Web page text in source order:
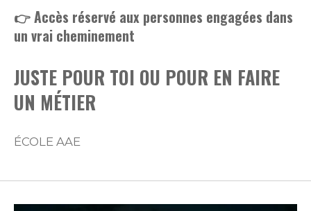
👉 Accès réservé aux personnes engagées dans
un vrai cheminement
JUSTE POUR TOI OU POUR EN FAIRE
UN MÉTIER
ÉCOLE AAE